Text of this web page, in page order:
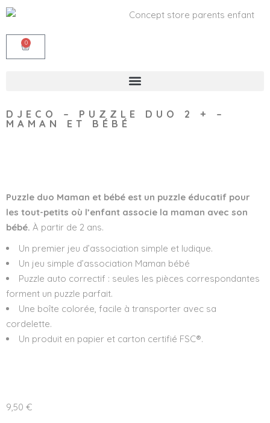
0
DJECO – PUZZLE DUO 2 + –
MAMAN ET BÉBÉ
Puzzle duo Maman et bébé est un puzzle éducatif pour
les tout-petits où l’enfant associe la maman avec son
bébé. À partir de 2 ans.
Un premier jeu d’association simple et ludique.
Un jeu simple d’association Maman bébé
Puzzle auto correctif : seules les pièces correspondantes
forment un puzzle parfait.
Une boîte colorée, facile à transporter avec sa
cordelette.
Un produit en papier et carton certifié FSC®.
9,50 €